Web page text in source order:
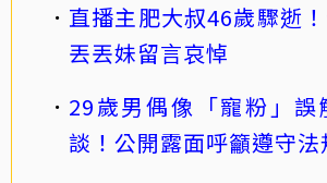
直播主肥大叔46歲驟逝
丟丟妹留言哀悼
29歲男偶像「寵粉」誤
談！公開露面呼籲遵守法